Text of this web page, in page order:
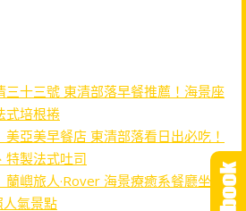
三十三號 東清部落早餐推薦！海景座
式培根捲
美亞美早餐店 東清部落看日出必吃！
特製法式吐司
蘭嶼旅人·Rover 海景療癒系餐廳坐擁
氣景點